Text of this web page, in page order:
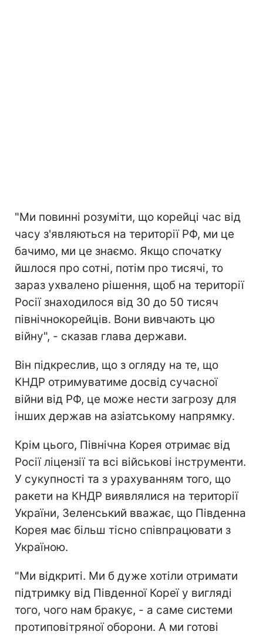
"Ми повинні розуміти, що корейці час від
часу з'являються на території РФ, ми це
бачимо, ми це знаємо. Якщо спочатку
йшлося про сотні, потім про тисячі, то
зараз ухвалено рішення, щоб на території
Росії знаходилося від 30 до 50 тисяч
північнокорейців. Вони вивчають цю
війну", - сказав глава держави.
Він підкреслив, що з огляду на те, що
КНДР отримуватиме досвід сучасної
війни від РФ, це може нести загрозу для
інших держав на азіатському напрямку.
Крім цього, Північна Корея отримає від
Росії ліцензії та всі військові інструменти.
У сукупності та з урахуванням того, що
ракети на КНДР виявлялися на території
України, Зеленський вважає, що Південна
Корея має більш тісно співпрацювати з
Україною.
"Ми відкриті. Ми б дуже хотіли отримати
підтримку від Південної Кореї у вигляді
того, чого нам бракує, - а саме системи
протиповітряної оборони. А ми готові